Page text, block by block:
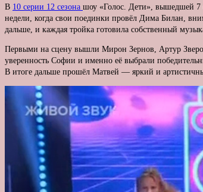
В 10 серии 12 сезона шоу «Голос. Дети», вышедшей 7
недели, когда свои поединки провёл Дима Билан,
дальше, и каждая тройка готовила собственный
Первыми на сцену вышли Мирон Зернов, Артур
уверенность Софии и именно её выбрали
В итоге дальше прошёл Матвей — яркий и